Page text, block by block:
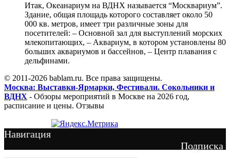
Итак, Океанариум на ВДНХ называется “Москвариум”.
Здание, общая площадь которого составляет около 50
000 кв. метров, имеет три различные зоны для
посетителей: – Основной зал для выступлений морских
млекопитающих, – Аквариум, в котором установлены 80
больших аквариумов и бассейнов, – Центр плавания с
дельфинами.
© 2011-2026 bablam.ru. Все права защищены.
Москва: Выставки-Ярмарки, Фестивали. Сокольники и
ВДНХ - Обзоры мероприятий в Москве на 2026 год,
расписание и цены. Отзывы
Навигация
Подписка